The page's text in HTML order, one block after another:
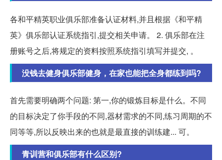
各和平精英职业俱乐部准备认证材料,并且根据《和平精
英》俱乐部认证系统指引,提交相关申请。 2. 俱乐部在注
册账号之后,将规定的资料按照系统指引填写并提交, 。
没钱去健身俱乐部健身，在家也能把全身都练到吗?
首先需要明确两个问题: 第一,你的锻炼目标是什么。不同
的目标决定了你手段的不同,器材需求的不同,练习周期的不
同等等,所以反映出来的也就是最直接的训练建... 可。
青训营和俱乐部有什么区别?